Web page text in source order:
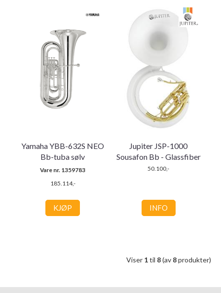
Yamaha YBB-632S NEO
Bb-tuba sølv
Vare nr. 1359783
185.114,-
KJØP
Jupiter JSP-1000
Sousafon Bb - Glassfiber
50.100,-
INFO
Viser 1til 8(av 8produkter)